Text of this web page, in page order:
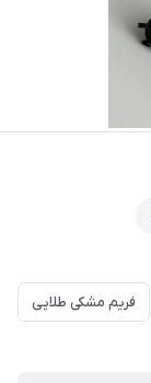
فریم مشکی طلایی